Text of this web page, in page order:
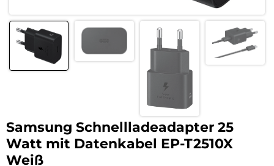
Samsung Schnellladeadapter 25
Watt mit Datenkabel EP-T2510X
Weiß